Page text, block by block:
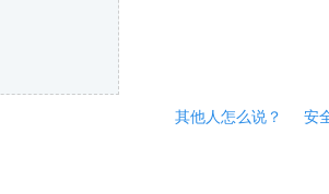
其他人怎么说？ 安